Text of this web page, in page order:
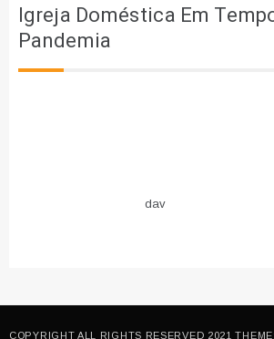
Igreja Doméstica Em
Pandemia
dav
COPYRIGHT ALL RIGHTS RESERVED 2021